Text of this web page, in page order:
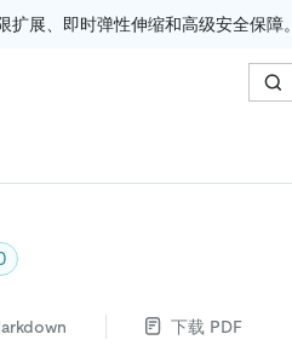
展、即时弹性伸缩和高级安全保障。
下载 PDF